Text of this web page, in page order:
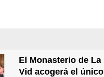
El Monasterio de La
Vid acogerá el único